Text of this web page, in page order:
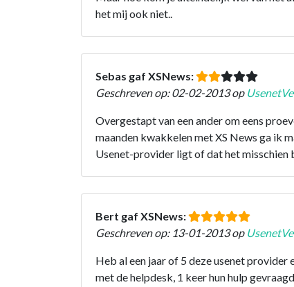
het mij ook niet..
Sebas gaf XSNews:
Geschreven op: 02-02-2013 op
Overgestapt van een ander om eens
maanden kwakkelen met XS News ga ik
Usenet-provider ligt of dat het
Bert gaf XSNews:
Geschreven op: 13-01-2013 op
Heb al een jaar of 5 deze usenet
met de helpdesk, 1 keer hun hulp